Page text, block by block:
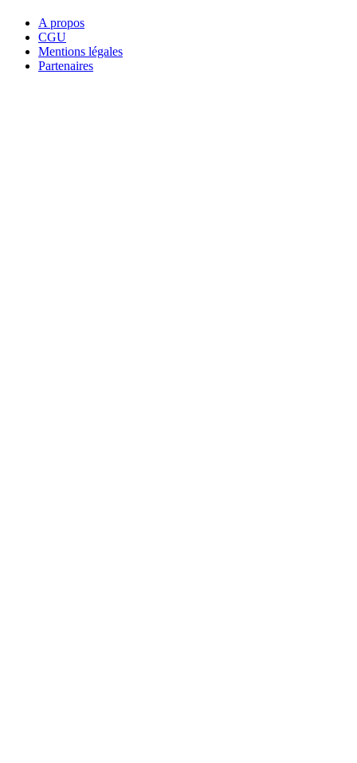
A propos
CGU
Mentions légales
Partenaires